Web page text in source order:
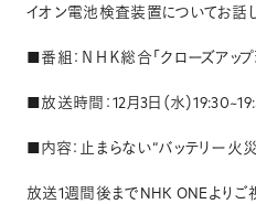
News
イオン電池検査装置についてお話
■︎︎番組：ＮＨＫ総合「クローズアップ
■放送時間：12月3日（水）
■︎︎内容：止まらない“バッテリー火
放送1週間後までNHK ONEよりご